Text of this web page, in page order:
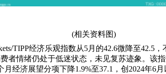
(相关资料图)
TIPP经济乐观指数从5月的42.6微降至42.5
者情绪仍处于低迷状态，未见复苏迹象。该
经济展望分项下降1.9%至37.1，创2024年6